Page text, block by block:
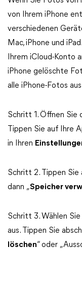
von Ihrem iPhone
verschiedenen
Mac, iPhone und
Ihrem iCloud-Konto
iPhone gelöschte
alle iPhone-Fotos
Schritt 1. Öffnen Sie
Tippen Sie auf Ihre
in Ihren
Schritt 2. Tippen Sie
dann „Speicher
Schritt 3. Wählen
aus. Tippen Sie
löschen“ oder